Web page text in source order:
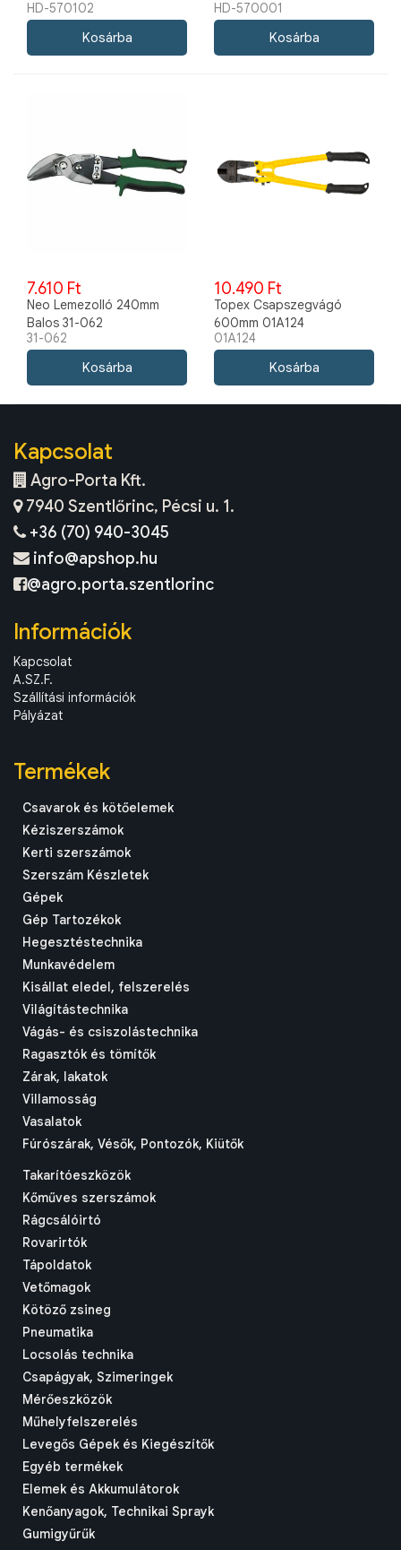
570102
HD-570102
HD-570001
7.610 Ft
Neo Lemezolló 240mm
Balos 31-062
31-062
10.490 Ft
Topex Csapszegvágó
600mm 01A124
01A124
Kapcsolat
Agro-Porta Kft.
7940 Szentlőrinc, Pécsi u. 1.
+36 (70) 940-3045
info@apshop.hu
@agro.porta.szentlorinc
Információk
Kapcsolat
A.SZ.F.
Szállítási információk
Pályázat
Termékek
Csavarok és kötőelemek
Kéziszerszámok
Kerti szerszámok
Szerszám Készletek
Gépek
Gép Tartozékok
Hegesztéstechnika
Munkavédelem
Kisállat eledel, felszerelés
Világítástechnika
Vágás- és csiszolástechnika
Ragasztók és tömítők
Zárak, lakatok
Villamosság
Vasalatok
Fúrószárak, Vésők, Pontozók, Kiütők
Takarítóeszközök
Kőműves szerszámok
Rágcsálóirtó
Rovarirtók
Tápoldatok
Vetőmagok
Kötöző zsineg
Pneumatika
Locsolás technika
Csapágyak, Szimeringek
Mérőeszközök
Műhelyfelszerelés
Levegős Gépek és Kiegészítők
Egyéb termékek
Elemek és Akkumulátorok
Kenőanyagok, Technikai Sprayk
Gumigyűrűk